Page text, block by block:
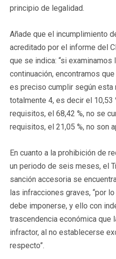
principio de legalidad.
Añade que el incumplimiento
acreditado por el informe del
que se indica: “si
continuación, encontramos
es preciso cumplir según esta
totalmente 4, es decir el 10,53
requisitos, el 68,42 %, no se
requisitos, el 21,05 %, no son
En cuanto a la prohibición de
un periodo de seis meses, el
sanción accesoria se
las infracciones graves, “por
debe imponerse, y ello con
trascendencia económica que
infractor, al no establecerse
respecto”.